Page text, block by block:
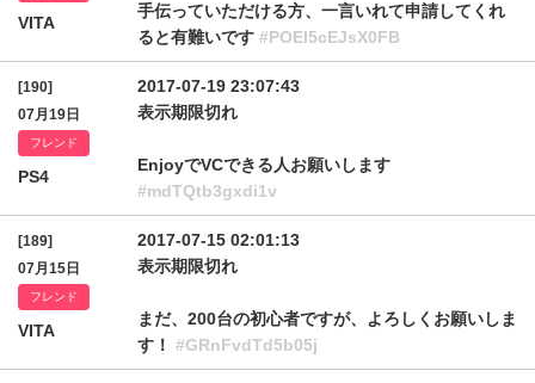
VITA
手伝っていただける方、一言いれて申請してくれ
ると有難いです #POEI5cEJsX0FB
[190]
07月19日
フレンド
PS4
2017-07-19 23:07:43
表示期限切れ
EnjoyでVCできる人お願いします
#mdTQtb3gxdi1v
[189]
07月15日
フレンド
VITA
2017-07-15 02:01:13
表示期限切れ
まだ、200台の初心者ですが、よろしくお願いしま
す！ #GRnFvdTd5b05j